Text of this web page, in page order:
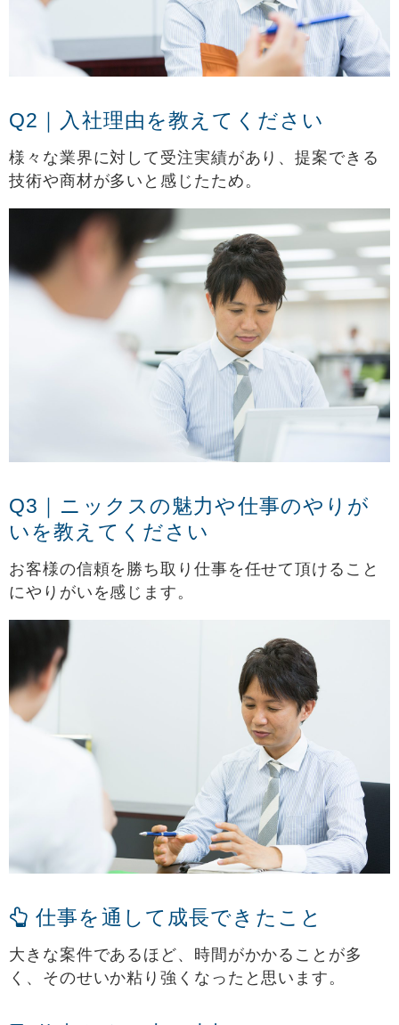
Q2｜入社理由を教えてください
様々な業界に対して受注実績があり、提案できる
技術や商材が多いと感じたため。
Q3｜ニックスの魅力や仕事のやりが
いを教えてください
お客様の信頼を勝ち取り仕事を任せて頂けること
にやりがいを感じます。
仕事を通して成長できたこと
大きな案件であるほど、時間がかかることが多
く、そのせいか粘り強くなったと思います。